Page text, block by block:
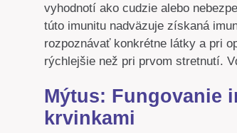
vyhodnotí ako cudzie alebo
túto imunitu nadväzuje získaná
rozpoznávať konkrétne látky a pri
rýchlejšie než pri prvom stretnutí.
Mýtus: Fungovanie
krvinkami